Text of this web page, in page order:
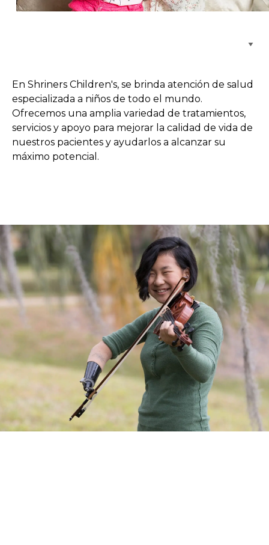
En Shriners Children's, se brinda atención de salud
especializada a niños de todo el mundo.
Ofrecemos una amplia variedad de tratamientos,
servicios y apoyo para mejorar la calidad de vida de
nuestros pacientes y ayudarlos a alcanzar su
máximo potencial.